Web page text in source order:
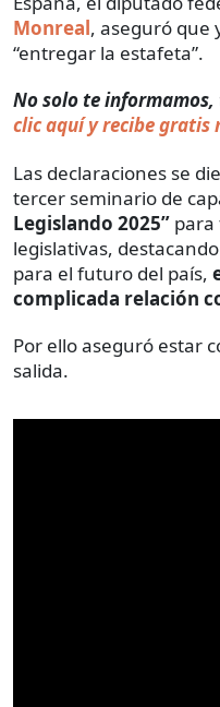
Monreal, aseguró que
“entregar la estafeta”.
No solo te
clic aquí y recibe
Las declaraciones se
tercer seminario de
Legislando 2025” para
legislativas,
para el futuro del país,
complicada relación
Por ello aseguró estar
salida.